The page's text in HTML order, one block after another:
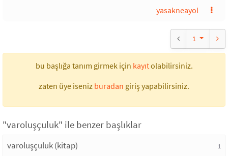
yasakneayol
1
bu başlığa tanım girmek için kayıtolabilirsiniz.
zaten üye iseniz buradan giriş yapabilirsiniz.
"varoluşçuluk" ile benzer başlıklar
varoluşçuluk (kitap) 1